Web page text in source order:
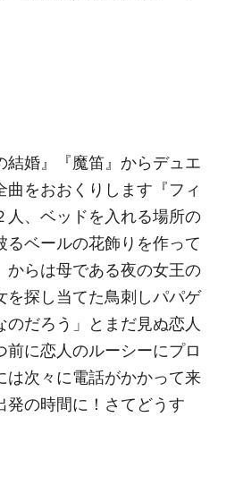
婚』『魔笛』からデュエ
をおおくりします『フィ
人、ベッドを入れる場所の
ベールの花飾りを作って
からは母である夜の女王の
を探し当てた鳥刺しパパゲ
だろう」とまだ見ぬ恋人
に恋人のルーシーにプロ
は次々に電話がかかって来
発の時間に！さてどうす